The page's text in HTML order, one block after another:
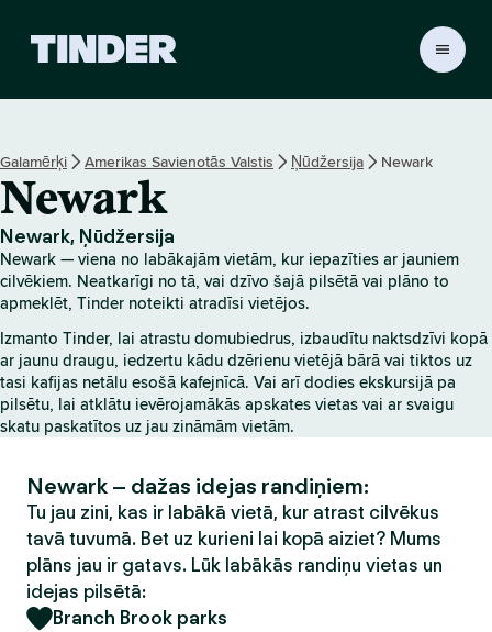
r
u
m
l
p
a
Galamērķi Amerikas Savienotās Valstis Ņūdžersija Newark
Newark
Newark, Ņūdžersija
Newark — viena no labākajām vietām, kur iepazīties ar jauniem
cilvēkiem. Neatkarīgi no tā, vai dzīvo šajā pilsētā vai plāno to
apmeklēt, Tinder noteikti atradīsi vietējos.
Izmanto Tinder, lai atrastu domubiedrus, izbaudītu naktsdzīvi kopā
ar jaunu draugu, iedzertu kādu dzērienu vietējā bārā vai tiktos uz
tasi kafijas netālu esošā kafejnīcā. Vai arī dodies ekskursijā pa
pilsētu, lai atklātu ievērojamākās apskates vietas vai ar svaigu
skatu paskatītos uz jau zināmām vietām.
Newark – dažas idejas randiņiem:
Tu jau zini, kas ir labākā vietā, kur atrast cilvēkus
tavā tuvumā. Bet uz kurieni lai kopā aiziet? Mums
plāns jau ir gatavs. Lūk labākās randiņu vietas un
idejas pilsētā:
Branch Brook parks